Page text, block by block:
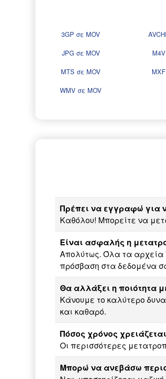
3GP σε MOV
JPG σε MOV
MTS σε MOV
WMV σε MOV
Πρέπει να εγγραφώ για
Καθόλου! Μπορείτε να
Είναι ασφαλής η
Απολύτως. Όλα τα αρχεία
πρόσβαση στα δεδομένα
Θα αλλάξει η ποιότητα
Κάνουμε το καλύτερο
και καθαρό.
Πόσος χρόνος
Οι περισσότερες
Μπορώ να ανεβάσω